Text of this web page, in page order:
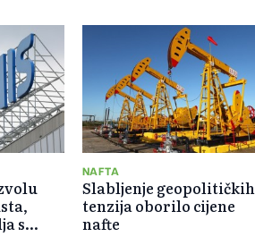
s
NAFTA
Slabljenje geopolitičkih
tenzija oborilo cijene
nafte